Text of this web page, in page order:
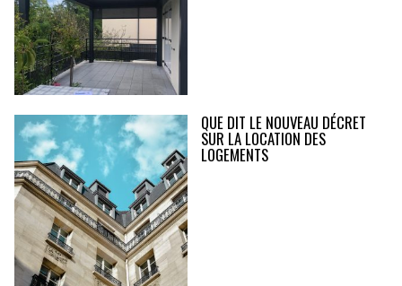
QUE DIT LE NOUVEAU DÉCRET
SUR LA LOCATION DES
LOGEMENTS